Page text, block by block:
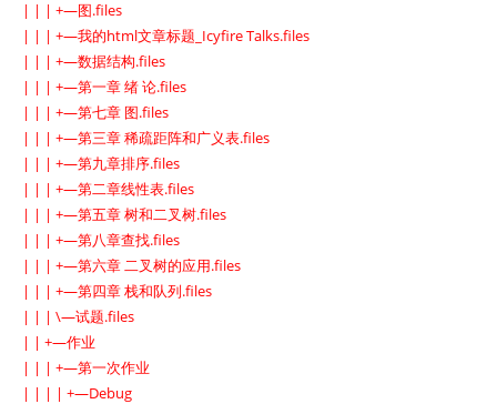
| | | +—图.files
| | | +—我的html文章标题_Icyfire Talks.files
| | | +—数据结构.files
| | | +—第一章 绪 论.files
| | | +—第七章 图.files
| | | +—第三章 稀疏距阵和广义表.files
| | | +—第九章排序.files
| | | +—第二章线性表.files
| | | +—第五章 树和二叉树.files
| | | +—第八章查找.files
| | | +—第六章 二叉树的应用.files
| | | +—第四章 栈和队列.files
| | | \—试题.files
| | +—作业
| | | +—第一次作业
| | | | +—Debug